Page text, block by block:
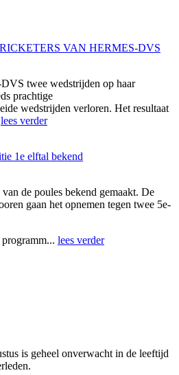
VAN HERMES-DVS
twee wedstrijden op haar
prachtige
wedstrijden verloren. Het resultaat
lees verder
1e elftal bekend
de poules bekend gemaakt. De
gaan het opnemen tegen twee 5e-
lees verder
is geheel onverwacht in de leeftijd